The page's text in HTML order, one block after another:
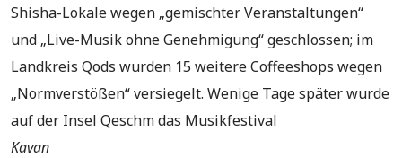
Shisha-Lokale wegen „gemischter Veranstaltungen“
und „Live-Musik ohne Genehmigung“ geschlossen; im
Landkreis Qods wurden 15 weitere Coffeeshops wegen
„Normverstößen“ versiegelt. Wenige Tage später wurde
auf der Insel Qeschm das Musikfestival
Kavan